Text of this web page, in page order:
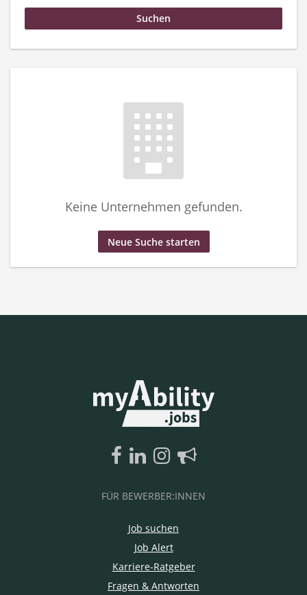
Keine Unternehmen gefunden.
Neue Suche starten
FÜR BEWERBER:INNEN
Job suchen
Job Alert
Karriere-Ratgeber
Fragen & Antworten